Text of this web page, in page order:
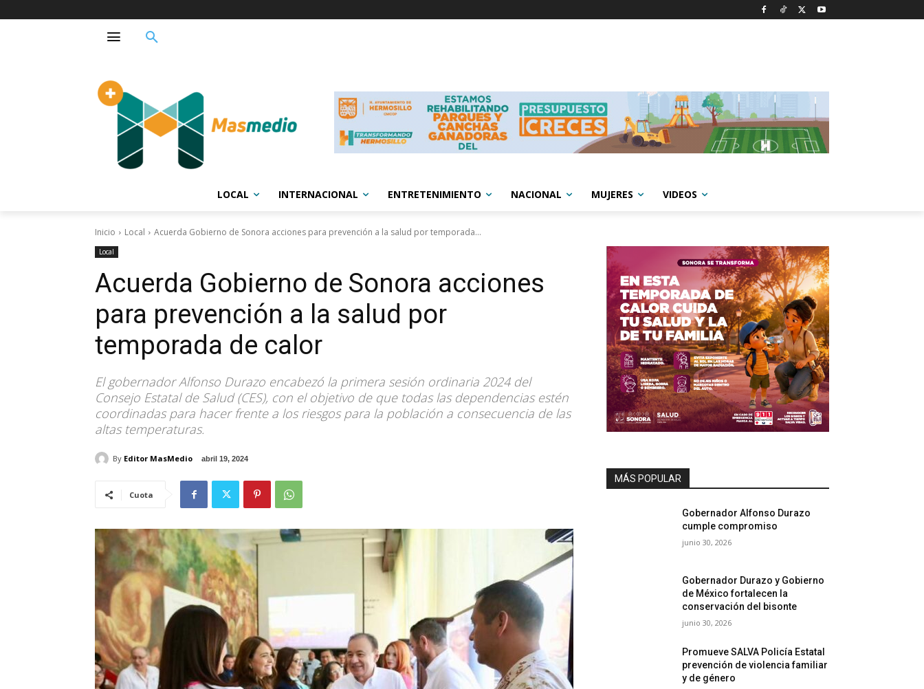
LOCAL INTERNACIONAL ENTRETENIMIENTO NACIONAL MUJERES VIDEOS
Inicio Local Acuerda Gobierno de Sonora acciones para prevención a la salud por temporada...
Local
Acuerda Gobierno de Sonora acciones
para prevención a la salud por
temporada de calor
El gobernador Alfonso Durazo encabezó la primera sesión ordinaria 2024 del
Consejo Estatal de Salud (CES), con el objetivo de que todas las dependencias estén
coordinadas para hacer frente a los riesgos para la población a consecuencia de las
altas temperaturas.
By Editor MasMedio abril 19, 2024
Cuota
MÁS POPULAR
Gobernador Alfonso Durazo
cumple compromiso
junio 30, 2026
Gobernador Durazo y Gobierno
de México fortalecen la
conservación del bisonte
junio 30, 2026
Promueve SALVA Policía Estatal
prevención de violencia familiar
y de género